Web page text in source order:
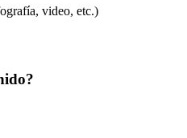
video, etc.)